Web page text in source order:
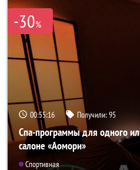
-30%
00:55:15 Получили:95
Спа-программы для одного
салоне «Аомори»
Спортивная